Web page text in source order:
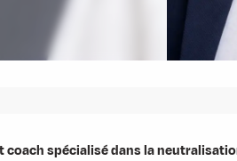
spécialisé dans la